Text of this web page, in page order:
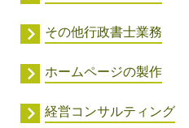
その他行政書士業務
ホームページの製作
経営コンサルティング